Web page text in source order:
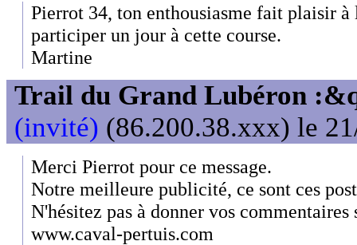
Pierrot 34, ton enthousiasme fait plaisir
participer un jour à cette course.
Martine
Trail du Grand Lubéron
(invité) (86.200.38.xxx) le
Merci Pierrot pour ce message.
Notre meilleure publicité, ce sont ces
N'hésitez pas à donner vos
www.caval-pertuis.com